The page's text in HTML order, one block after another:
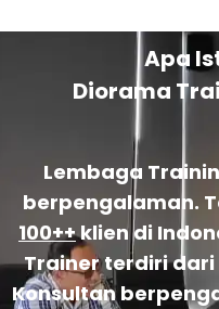
Apa
Diorama
Lembaga
berpengalaman.
100++klien di
Trainer terdiri
Konsultan